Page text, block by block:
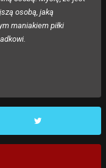
osobą, jaką
maniakiem piłki